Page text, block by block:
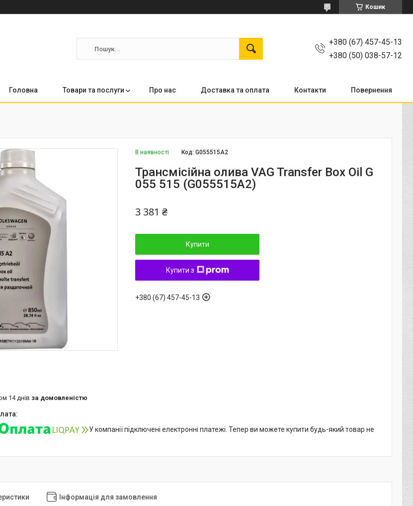
Кошик
+380 (67) 457-45-13
+380 (50) 038-57-12
Головна Товари та послуги Про нас Доставка та оплата Контакти Повернення
В наявності Код:G055515A2
Трансмісійна олива VAG Transfer Box Oil G
055 515 (G055515A2)
3 381 ₴
Купити
Купити з
+380 (67) 457-45-13
14 днів за домовленістю
У компанії підключені електронні платежі. Тепер ви можете купити будь-який товар не
Інформація для замовлення